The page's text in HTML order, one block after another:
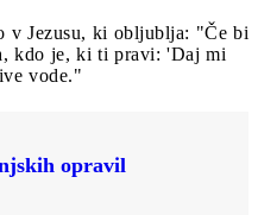
v Jezusu, ki obljublja: "Če bi
kdo je, ki ti pravi: 'Daj mi
vode."
opravil